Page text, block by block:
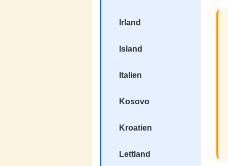
Irland
Island
Italien
Kosovo
Kroatien
Lettland